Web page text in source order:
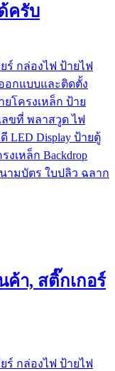
ครับ
ร์ กล่องไฟ ป้ายไฟ
อกแบบและติดตั้ง
โครงเหล็ก ป้าย
ขที่ พลาสวูด ไฟ
LED Display ป้ายตู้
เหล็ก Backdrop
นามบัตร ใบปลิว ฉลาก
า, สติ๊กเกอร์
ร์ กล่องไฟ ป้ายไฟ